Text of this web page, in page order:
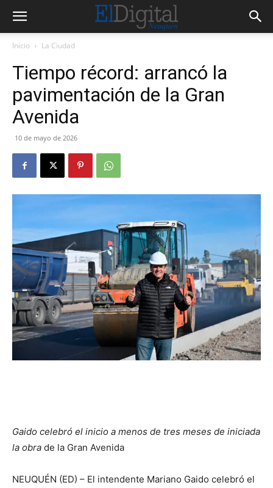
Inicio La Ciudad
Tiempo récord: arrancó la
pavimentación de la Gran
Avenida
10 de mayo de 2026
Gaido celebró el inicio a menos de tres meses de iniciada
la obra de la Gran Avenida
NEUQUÉN (ED) – El intendente Mariano Gaido celebró el